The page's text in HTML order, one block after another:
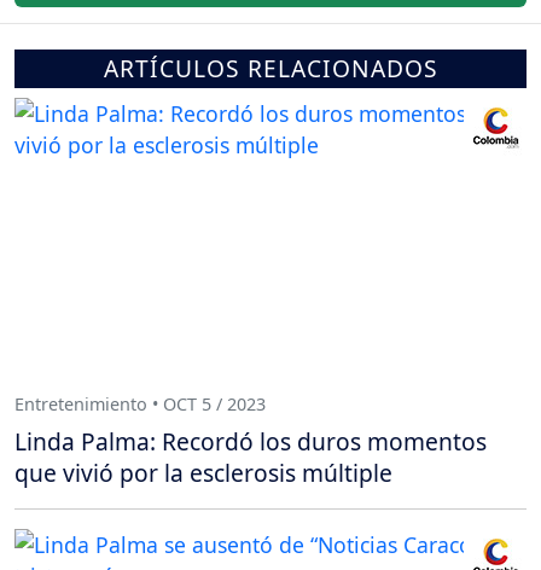
ARTÍCULOS RELACIONADOS
Entretenimiento • OCT 5 / 2023
Linda Palma: Recordó los duros momentos
que vivió por la esclerosis múltiple